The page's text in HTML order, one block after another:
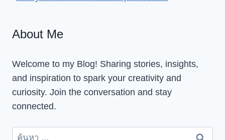
About Me
Welcome to my Blog! Sharing stories, insights,
and inspiration to spark your creativity and
curiosity. Join the conversation and stay
connected.
ค้นหา